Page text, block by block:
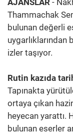
Thammachak
bulunan değerli
izler taşıyor.
Rutin kazıda
Tapınakta
ortaya çıkan
heyecan yarattı.
bulunan eserler